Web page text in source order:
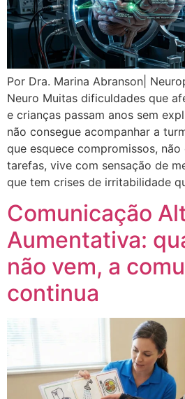
Por Dra. Marina Abranson|
Neuro Muitas dificuldades que
e crianças passam anos sem
não consegue acompanhar a
que esquece compromissos,
tarefas, vive com sensação de
que tem crises de irritabilidade
Comunicação
Aumentativa:
não vem, a
continua